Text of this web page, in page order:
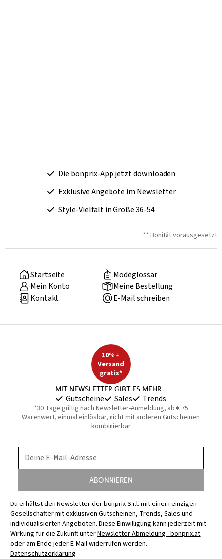
Die bonprix-App jetzt downloaden
Exklusive Angebote im Newsletter
Style-Vielfalt in Größe 36-54
** Bonität vorausgesetzt
Startseite
Modeglossar
Mein Konto
Meine Bestellung
Kontakt
E-Mail schreiben
10% +
Versand
gratis*
Mit Newsletter gibt es mehr
Gutscheine Sales Trends
*30 Tage gültig nach Newsletter-Anmeldung, ab € 75
Warenwert, einmal einlösbar, nicht mit anderen Gutscheinen
kombinierbar
Deine E-Mail-Adresse
Abonnieren
Du erhältst den Newsletter der bonprix S.r.l. mit einem einzigen
Gesellschafter mit exklusiven Gutscheinen, Trends, Sales und
individualisierten Angeboten. Diese Einwilligung kann jederzeit mit
Wirkung für die Zukunft unterNewsletter Abmeldung - bonprix.at
oder am Ende jeder E-Mail widerrufen werden.
Datenschutzerklärung